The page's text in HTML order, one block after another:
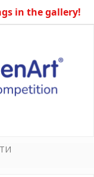
in the gallery!